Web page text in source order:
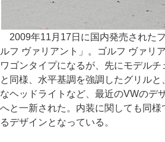
2009年11月17日に国内発売された
ルフ ヴァリアント」。ゴルフ ヴァリ
ワゴンタイプになるが、先にモデル
と同様、水平基調を強調したグリル
なヘッドライトなど、最近のVWのデ
へと一新された。内装に関しても同
るデザインとなっている。